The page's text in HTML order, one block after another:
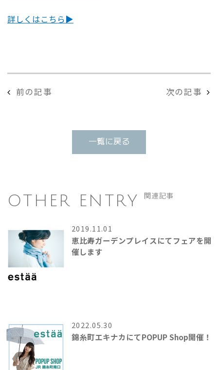
詳しくはこちら▶︎
前の記事 次の記事
一覧に戻る
OTHER ENTRY 関連記事
2019.11.01
恵比寿ガーデンプレイスにてフェアを開
催します
2022.05.30
錦糸町エキナカにてPOPUP Shop開催！